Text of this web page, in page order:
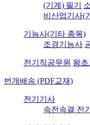
(기계) 필기
비산업기사(
기능사(기타 종목)
조경기능사
전기직공무원 왕초
번개배송 (PDF교재)
전기기사
속전속결 전